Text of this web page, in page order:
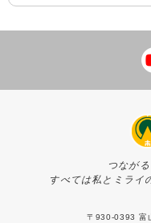
つなが
すべては私とミライ
〒930-0393 富